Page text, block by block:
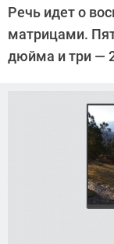
Калашников
Речь идет о
матрицами.
дюйма и три —